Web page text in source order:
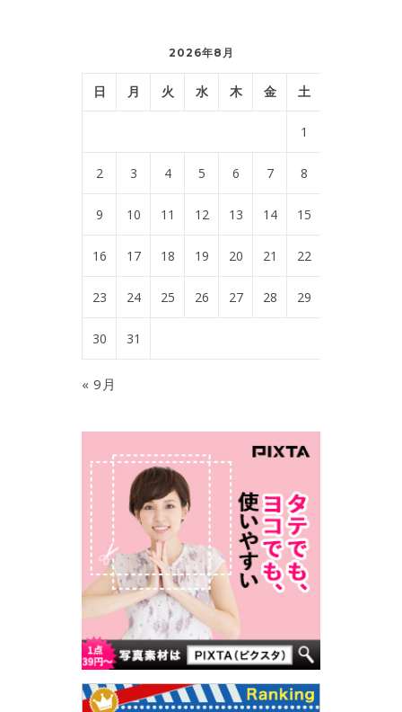
2026年8月
日 月 火 水 木 金 土
1
2 3 4 5 6 7 8
9 10 11 12 13 14 15
16 17 18 19 20 21 22
23 24 25 26 27 28 29
30 31
« 9月